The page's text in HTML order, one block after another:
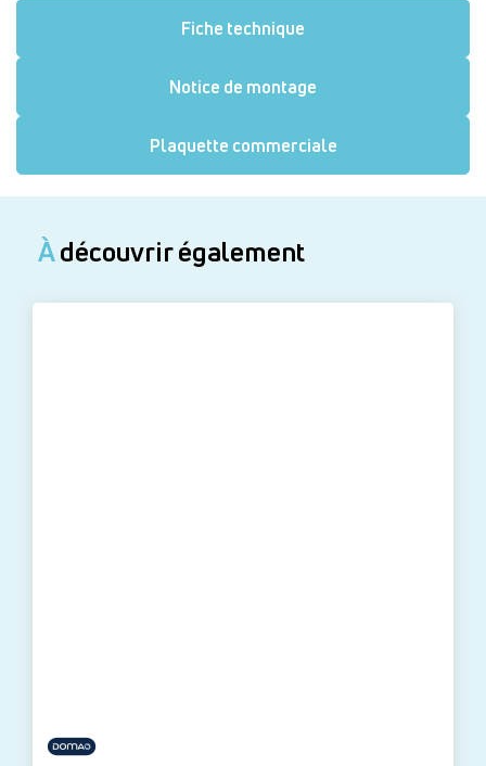
Fiche technique
Notice de montage
Plaquette commerciale
Àdécouvrir également